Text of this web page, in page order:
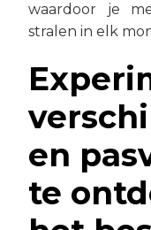
waardoor je
stralen in elk
en
te